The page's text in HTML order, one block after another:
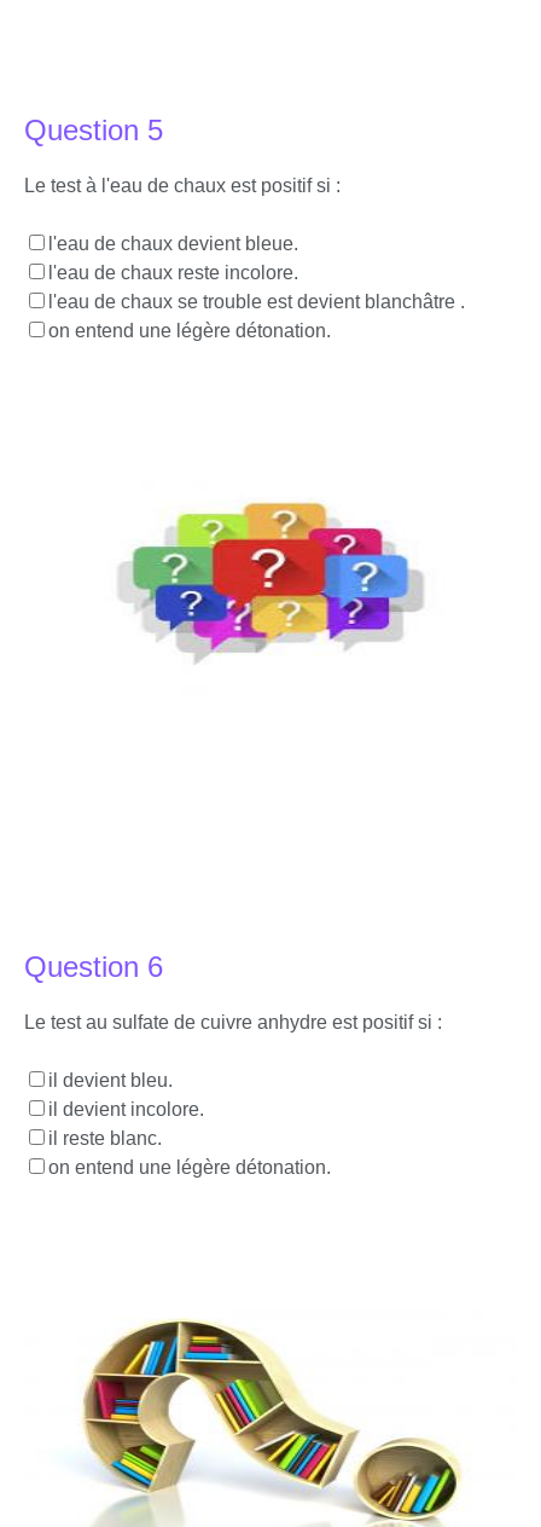
Question 5
Le test à l'eau de chaux est positif si :
l'eau de chaux devient bleue.
l'eau de chaux reste incolore.
l'eau de chaux se trouble est devient blanchâtre .
on entend une légère détonation.
Question 6
Le test au sulfate de cuivre anhydre est positif si :
il devient bleu.
il devient incolore.
il reste blanc.
on entend une légère détonation.